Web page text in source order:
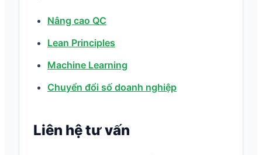
Nâng cao QC
Lean Principles
Machine Learning
Chuyển đổi số doanh nghiệp
Liên hệ tư vấn